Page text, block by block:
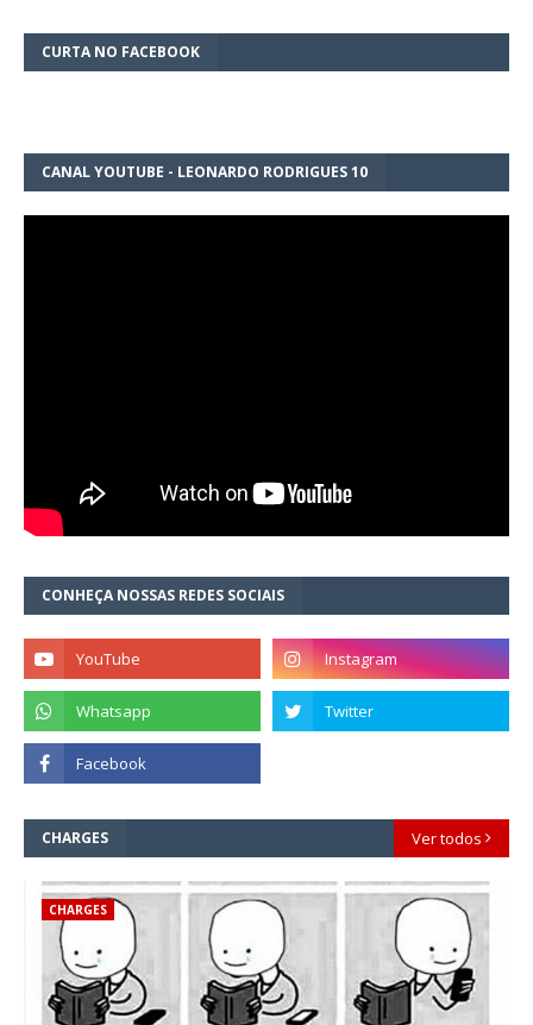
CURTA NO FACEBOOK
CANAL YOUTUBE - LEONARDO RODRIGUES 10
CONHEÇA NOSSAS REDES SOCIAIS
CHARGES Ver todos
CHARGES